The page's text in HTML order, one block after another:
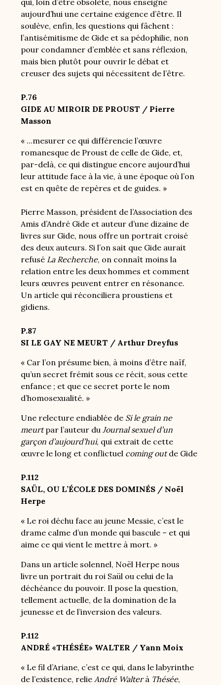
qui, loin d’être obsolète, nous enseigne
aujourd’hui une certaine exigence d’être. Il
soulève, enfin, les questions qui fâchent :
l’antisémitisme de Gide et sa pédophilie, non
pour condamner d’emblée et sans réflexion,
mais bien plutôt pour ouvrir le débat et
creuser des sujets qui nécessitent de l’être.
P.76
GIDE AU MIROIR DE PROUST / Pierre
Masson
« ...mesurer ce qui différencie l’œuvre
romanesque de Proust de celle de Gide, et,
par-delà, ce qui distingue encore aujourd’hui
leur attitude face à la vie, à une époque où l’on
est en quête de repères et de guides. »
Pierre Masson, président de l’Association des
Amis d’André Gide et auteur d’une dizaine de
livres sur Gide, nous offre un portrait croisé
des deux auteurs. Si l’on sait que Gide aurait
refusé La Recherche, on connaît moins la
relation entre les deux hommes et comment
leurs œuvres peuvent entrer en résonance.
Un article qui réconciliera proustiens et
gidiens.
P.87
SI LE GAY NE MEURT / Arthur Dreyfus
« Car l’on présume bien, à moins d’être naïf,
qu’un secret frémit sous ce récit, sous cette
enfance ; et que ce secret porte le nom
d’homosexualité. »
Une relecture endiablée de Si le grain ne
meurtpar l’auteur du Journal sexuel d’un
garçon d’aujourd’hui, qui extrait de cette
œuvre le long et conflictuel coming outde Gide
P.112
SAÜL, OU L’ÉCOLE DES DOMINÉS / Noël
Herpe
« Le roi déchu face au jeune Messie, c’est le
drame calme d’un monde qui bascule – et qui
aime ce qui vient le mettre à mort. »
Dans un article solennel, Noël Herpe nous
livre un portrait du roi Saül ou celui de la
déchéance du pouvoir. Il pose la question,
tellement actuelle, de la domination de la
jeunesse et de l’inversion des valeurs.
P.112
ANDRÉ «THÉSÉE» WALTER / Yann Moix
« Le fil d’Ariane, c’est ce qui, dans le labyrinthe
de l’existence, relie André Walterà Thésée,